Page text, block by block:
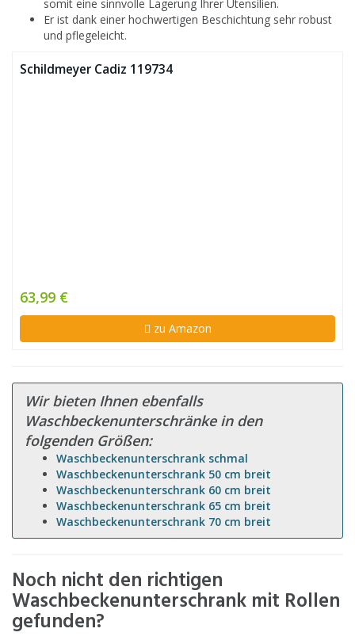
somit eine sinnvolle Lagerung Ihrer Utensilien.
Er ist dank einer hochwertigen Beschichtung sehr robust
und pflegeleicht.
Schildmeyer Cadiz 119734
63,99 €
zu Amazon
Wir bieten Ihnen ebenfalls
Waschbeckenunterschränke in den
folgenden Größen:
Waschbeckenunterschrank schmal
Waschbeckenunterschrank 50 cm breit
Waschbeckenunterschrank 60 cm breit
Waschbeckenunterschrank 65 cm breit
Waschbeckenunterschrank 70 cm breit
Noch nicht den richtigen
Waschbeckenunterschrank mit Rollen
gefunden?